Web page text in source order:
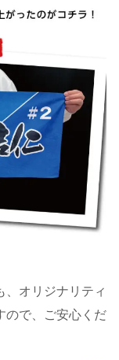
、オリジナリティ
ので、ご安心くだ